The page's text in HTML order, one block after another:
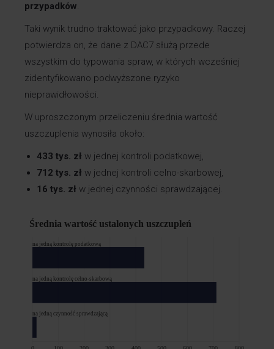
przypadków.
Taki wynik trudno traktować jako przypadkowy. Raczej
potwierdza on, że dane z DAC7 służą przede
wszystkim do typowania spraw, w których wcześniej
zidentyfikowano podwyższone ryzyko
nieprawidłowości.
W uproszczonym przeliczeniu średnia wartość
uszczuplenia wynosiła około:
433 tys. zł w jednej kontroli podatkowej,
712 tys. zł w jednej kontroli celno-skarbowej,
16 tys. zł w jednej czynności sprawdzającej.